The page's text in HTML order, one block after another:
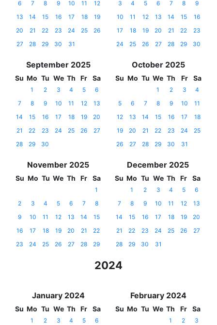
6
7 8 9 10 11
12
13
14 15 16 17 18
19
20
21 22 23 24 25
26
27
28 29 30 31
3
4 5 6 7 8
9
10
11 12 13 14 15
16
17
18 19 20 21 22
23
24
25 26 27 28 29 30
September 2025
Su Mo Tu We Th Fr Sa
1 2 3 4 5
6
7
8 9 10 11 12
13
14
15 16 17 18 19
20
21
22 23 24 25 26
27
28
29 30
October 2025
Su Mo Tu We Th Fr Sa
1 2 3
4
5
6 7 8 9 10
11
12
13 14 15 16 17
18
19
20 21 22 23 24
25
26
27 28 29 30 31
November 2025
Su Mo Tu We Th Fr Sa
1
2
3 4 5 6 7
8
9
10 11 12 13 14
15
16
17 18 19 20 21
22
23
24 25 26 27 28 29
December 2025
Su Mo Tu We Th Fr Sa
1 2 3 4 5
6
7
8 9 10 11 12
13
14
15 16 17 18 19
20
21
22 23 24 25 26
27
28
29 30 31
2024
January 2024
Su Mo Tu We Th Fr Sa
1 2 3 4 5
6
February 2024
Su Mo Tu We Th Fr Sa
1 2
3